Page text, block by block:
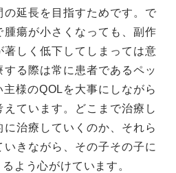
延長を目指すためです。で
瘍が小さくなっても、副作
著しく低下してしまっては意
る際は常に患者であるペッ
主様のQOLを大事にしながら
ています。どこまで治療し
治療していくのか、それら
きながら、その子その子に
よう心がけています。